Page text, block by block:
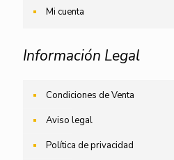
Mi cuenta
Información Legal
Condiciones de Venta
Aviso legal
Política de privacidad